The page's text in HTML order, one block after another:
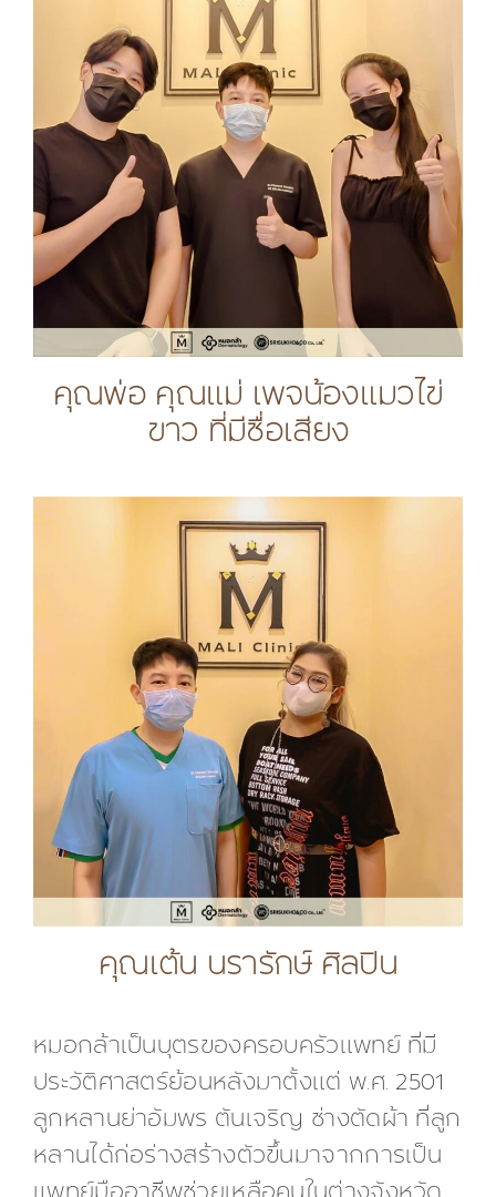
คุณพ่อ คุณแม่ เพจน้องแมวไข่
ขาว ที่มีชื่อเสียง
คุณเต้น นรารักษ์ ศิลปิน
หมอกล้าเป็นบุตรของครอบครัวแพทย์ ที่มี
ประวัติศาสตร์ย้อนหลังมาตั้งแต่ พ.ศ. 2501
ลูกหลานย่าอัมพร ตันเจริญ ช่างตัดผ้า ที่ลูก
หลานได้ก่อร่างสร้างตัวขึ้นมาจากการเป็น